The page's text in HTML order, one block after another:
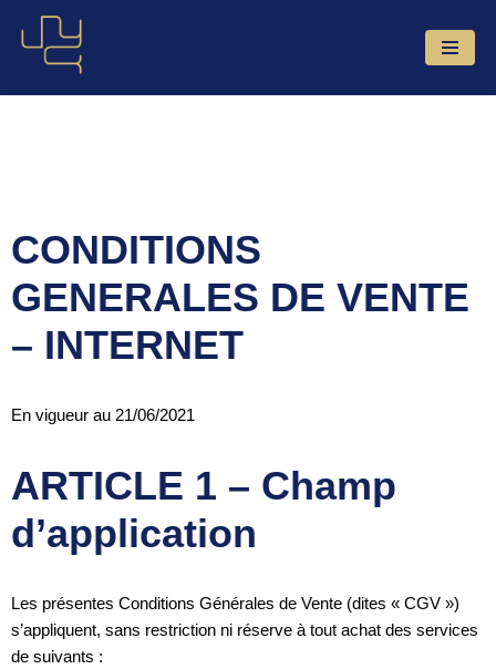
Aller
CONDITIONS
GENERALES DE VENTE
– INTERNET
En vigueur au 21/06/2021
ARTICLE 1 – Champ
d’application
Les présentes Conditions Générales de Vente (dites « CGV »)
s’appliquent, sans restriction ni réserve à tout achat des services
de suivants :